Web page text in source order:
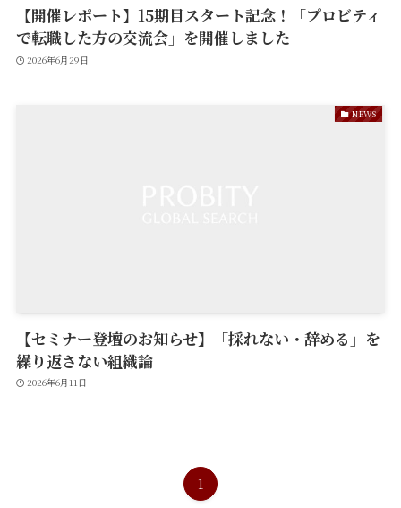
【開催レポート】15期目スタート記念！「プロビティ
で転職した方の交流会」を開催しました
2026年6月29日
NEWS
【セミナー登壇のお知らせ】「採れない・辞める」を
繰り返さない組織論
2026年6月11日
1